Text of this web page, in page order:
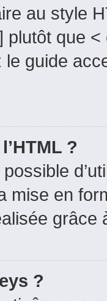
au style
que
guide
?
mise en
grâce
?